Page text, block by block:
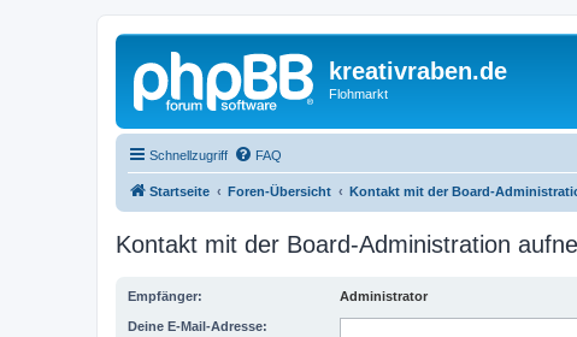
kreativraben.de
Flohmarkt
Schnellzugriff FAQ
Startseite Foren-Übersicht Kontakt mit der Board-
Kontakt mit der Board-Administration
Empfänger: Administrator
Deine E-Mail-Adresse: